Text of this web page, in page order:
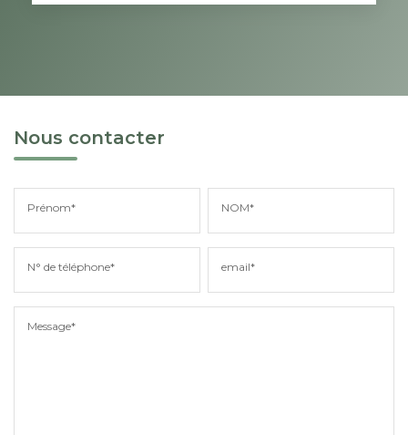
Nous contacter
Prénom* NOM*
N° de téléphone* email*
Message*